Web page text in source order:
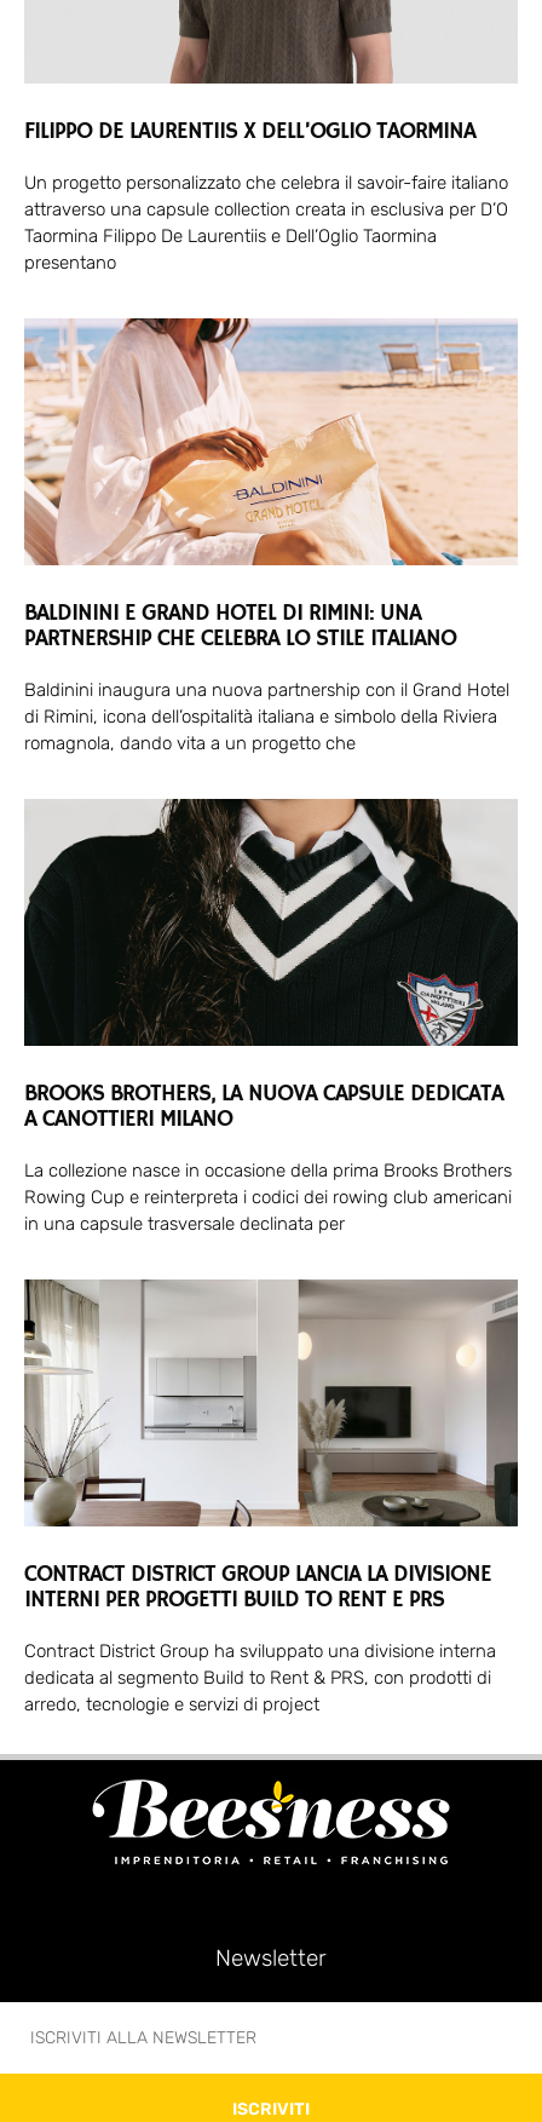
FILIPPO DE LAURENTIIS X DELL’OGLIO TAORMINA
Un progetto personalizzato che celebra il savoir-faire italiano
attraverso una capsule collection creata in esclusiva per D’O
Taormina Filippo De Laurentiis e Dell’Oglio Taormina
presentano
BALDININI E GRAND HOTEL DI RIMINI: UNA
PARTNERSHIP CHE CELEBRA LO STILE ITALIANO
Baldinini inaugura una nuova partnership con il Grand Hotel
di Rimini, icona dell’ospitalità italiana e simbolo della Riviera
romagnola, dando vita a un progetto che
BROOKS BROTHERS, LA NUOVA CAPSULE DEDICATA
A CANOTTIERI MILANO
La collezione nasce in occasione della prima Brooks Brothers
Rowing Cup e reinterpreta i codici dei rowing club americani
in una capsule trasversale declinata per
CONTRACT DISTRICT GROUP LANCIA LA DIVISIONE
INTERNI PER PROGETTI BUILD TO RENT E PRS
Contract District Group ha sviluppato una divisione interna
dedicata al segmento Build to Rent & PRS, con prodotti di
arredo, tecnologie e servizi di project
Newsletter
ISCRIVITI